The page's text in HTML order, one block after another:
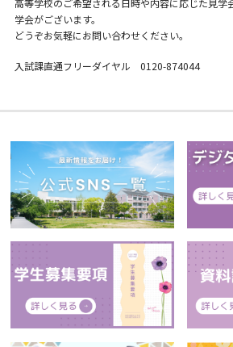
学会がございます。
どうぞお気軽にお問い合わせください。
入試課直通フリーダイヤル 0120-874044